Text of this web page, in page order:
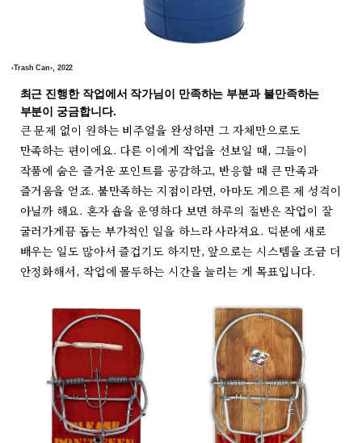
‹Trash Can›, 2022
최근 진행한 작업에서 작가님이 만족하는 부분과 불만족하는
부분이 궁금합니다.
큰 문제 없이 원하는 비주얼을 완성하면 그 자체만으로도
만족하는 편이에요. 다른 이에게 작업을 선보일 때, 그들이
작품에 숨은 즐거운 포인트를 공감하고, 반응할 때 큰 만족과
즐거움을 얻죠. 불만족하는 지점이라면, 아마도 게으른 제 성격이
아닐까 해요. 혼자 숍을 운영하다 보면 하루의 절반은 작업이 잘
굴러가게끔 돕는 부가적인 일을 하느라 사라져요. 덕분에 새로
배우는 일도 많아서 즐겁기도 하지만, 앞으로는 시스템을 조금 더
안정화해서, 작업에 몰두하는 시간을 늘리는 게 목표입니다.